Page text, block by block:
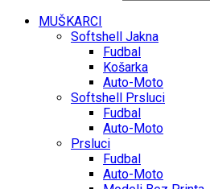
MUŠKARCI
Softshell Jakna
Fudbal
Košarka
Auto-Moto
Softshell Prsluci
Fudbal
Auto-Moto
Prsluci
Fudbal
Auto-Moto